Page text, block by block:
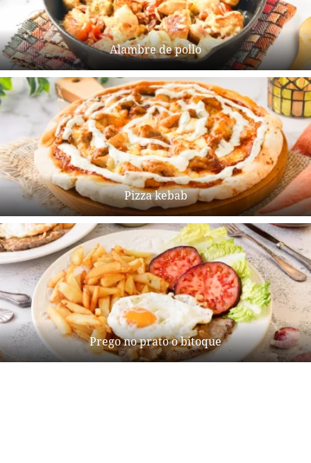
Alambre de pollo
Pizza kebab
Prego no prato o bitoque